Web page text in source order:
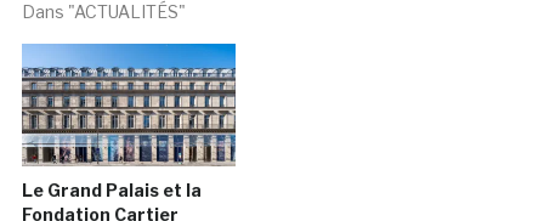
Dans "ACTUALITÉS"
Le Grand Palais et la
Fondation Cartier